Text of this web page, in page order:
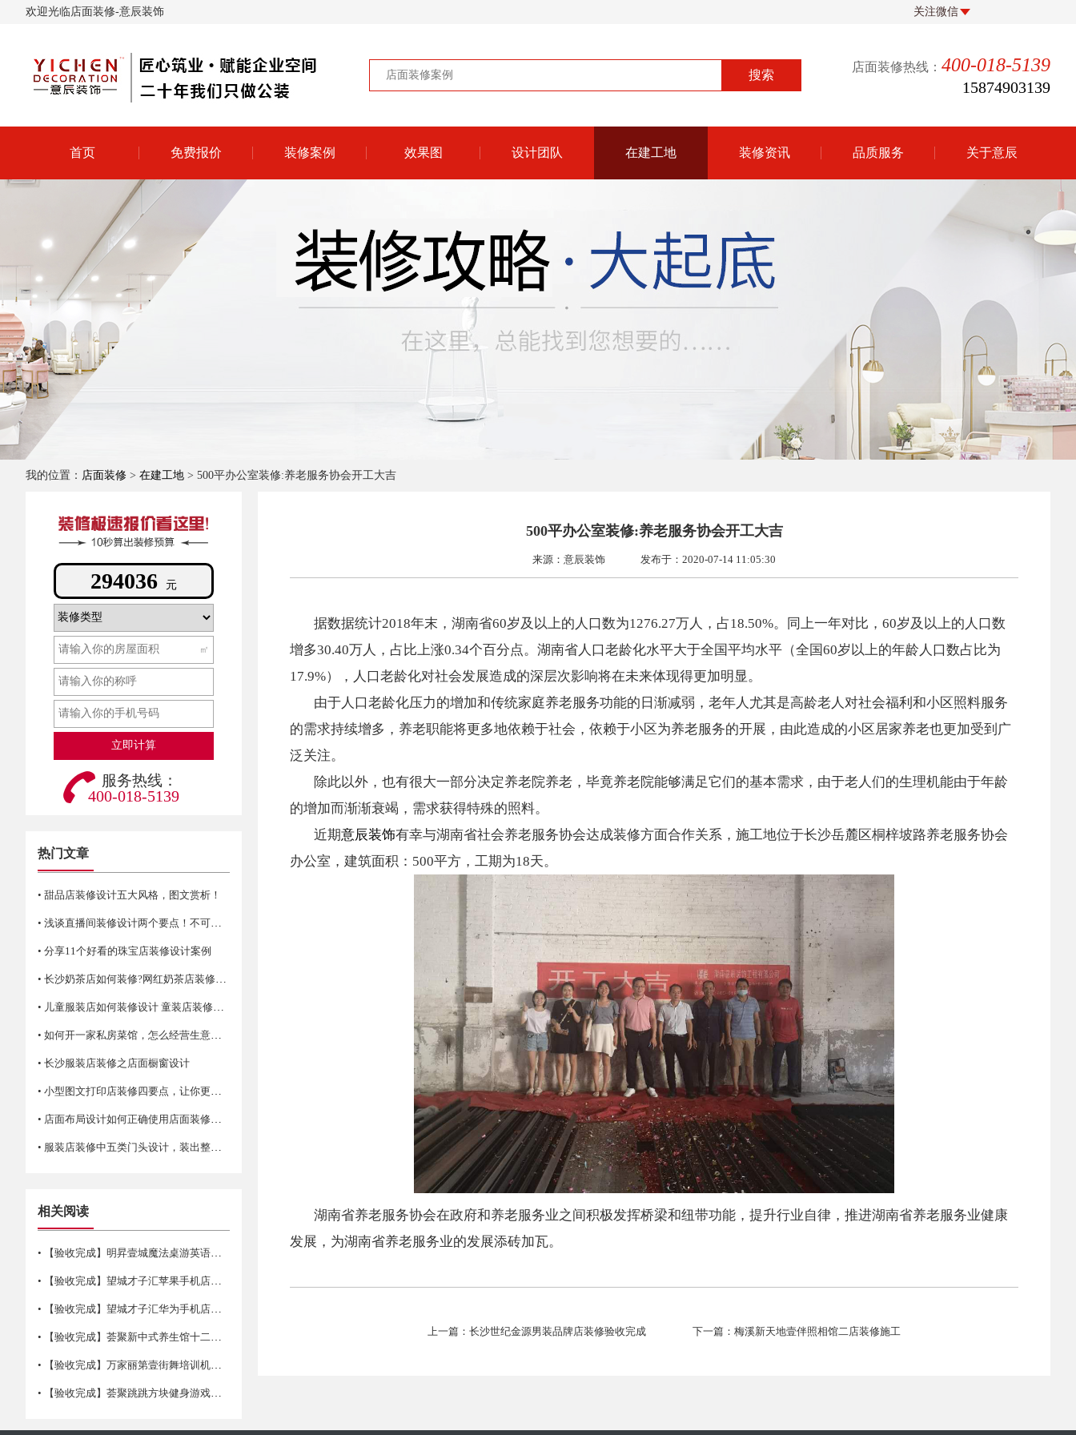
欢迎光临店面装修-意辰装饰 关注微信
店面装修热线： 400-018-5139
15874903139
首页 免费报价 装修案例 效果图 设计团队 在建工地 装修资讯 品质服务 关于意辰
我的位置： 店面装修 > 在建工地 > 500平办公室装修:养老服务协会开工大吉
232977 元
㎡
服务热线：
400-018-5139
热门文章
• 甜品店装修设计五大风格，图文赏析！
• 浅谈直播间装修设计两个要点！不可错过哦
• 分享11个好看的珠宝店装修设计案例
• 长沙奶茶店如何装修?网红奶茶店装修技巧
• 儿童服装店如何装修设计 童装店装修注意事项
• 如何开一家私房菜馆，怎么经营生意才火爆？
• 长沙服装店装修之店面橱窗设计
• 小型图文打印店装修四要点，让你更省空间！
• 店面布局设计如何正确使用店面装修平面图？
• 服装店装修中五类门头设计，装出整条街最靓！
相关阅读
• 【验收完成】明昇壹城魔法桌游英语培训装修竣工完成
• 【验收完成】望城才子汇苹果手机店装修竣工完成
• 【验收完成】望城才子汇华为手机店装修竣工完成
• 【验收完成】荟聚新中式养生馆十二集店铺装修竣工完成
• 【验收完成】万家丽第壹街舞培训机构装修竣工完成
• 【验收完成】荟聚跳跳方块健身游戏店铺装修竣工完成
500平办公室装修:养老服务协会开工大吉
来源：意辰装饰 发布于：2020-07-14 11:05:30
据数据统计2018年末，湖南省60岁及以上的人口数为1276.27万人，占18.50%。同上一年对比，60岁及以上的人口数
增多30.40万人，占比上涨0.34个百分点。湖南省人口老龄化水平大于全国平均水平（全国60岁以上的年龄人口数占比为
17.9%），人口老龄化对社会发展造成的深层次影响将在未来体现得更加明显。
由于人口老龄化压力的增加和传统家庭养老服务功能的日渐减弱，老年人尤其是高龄老人对社会福利和小区照料服务
的需求持续增多，养老职能将更多地依赖于社会，依赖于小区为养老服务的开展，由此造成的小区居家养老也更加受到广
泛关注。
除此以外，也有很大一部分决定养老院养老，毕竟养老院能够满足它们的基本需求，由于老人们的生理机能由于年龄
的增加而渐渐衰竭，需求获得特殊的照料。
近期意辰装饰有幸与湖南省社会养老服务协会达成装修方面合作关系，施工地位于长沙岳麓区桐梓坡路养老服务协会
办公室，建筑面积：500平方，工期为18天。
湖南省养老服务协会在政府和养老服务业之间积极发挥桥梁和纽带功能，提升行业自律，推进湖南省养老服务业健康
发展，为湖南省养老服务业的发展添砖加瓦。
上一篇：长沙世纪金源男装品牌店装修验收完成 下一篇：梅溪新天地壹伴照相馆二店装修施工